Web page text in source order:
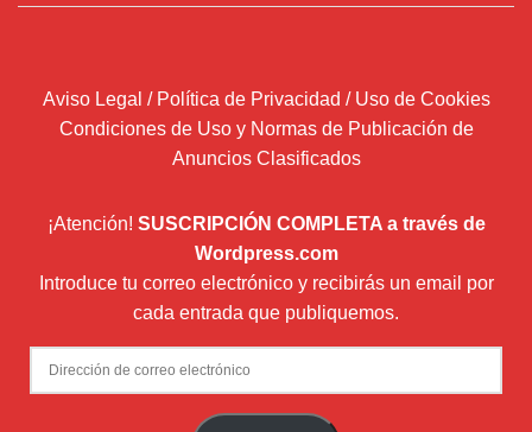
Aviso Legal / Política de Privacidad / Uso de Cookies
Condiciones de Uso y Normas de Publicación de
Anuncios Clasificados
¡Atención! SUSCRIPCIÓN COMPLETA a través de
Wordpress.com
Introduce tu correo electrónico y recibirás un email por
cada entrada que publiquemos.
Dirección
de